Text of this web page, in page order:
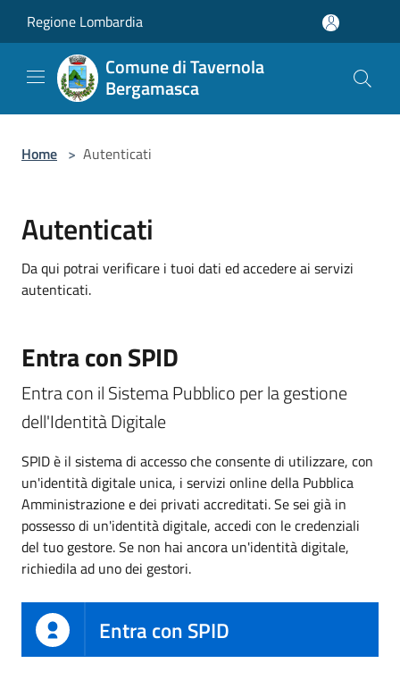
Regione Lombardia
Comune di Tavernola
Bergamasca
Home > Autenticati
Autenticati
Da qui potrai verificare i tuoi dati ed accedere ai servizi
autenticati.
Entra con SPID
Entra con il Sistema Pubblico per la gestione
dell'Identità Digitale
SPID è il sistema di accesso che consente di utilizzare, con
un'identità digitale unica, i servizi online della Pubblica
Amministrazione e dei privati accreditati. Se sei già in
possesso di un'identità digitale, accedi con le credenziali
del tuo gestore. Se non hai ancora un'identità digitale,
richiedila ad uno dei gestori.
Entra con SPID